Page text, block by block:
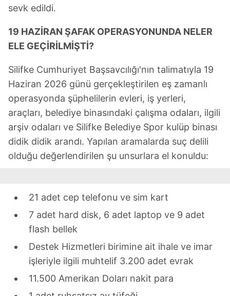
sevk edildi.
19 HAZİRAN ŞAFAK OPERASYONUNDA NELER
ELE GEÇİRİLMİŞTİ?
Silifke Cumhuriyet Başsavcılığı'nın talimatıyla 19
Haziran 2026 günü gerçekleştirilen eş zamanlı
operasyonda şüphelilerin evleri, iş yerleri,
araçları, belediye binasındaki çalışma odaları, ilgili
arşiv odaları ve Silifke Belediye Spor kulüp binası
didik didik arandı. Yapılan aramalarda suç delili
olduğu değerlendirilen şu unsurlara el konuldu:
21 adet cep telefonu ve sim kart
7 adet hard disk, 6 adet laptop ve 9 adet
flash bellek
Destek Hizmetleri birimine ait ihale ve imar
işleriyle ilgili muhtelif 3.200 adet evrak
11.500 Amerikan Doları nakit para